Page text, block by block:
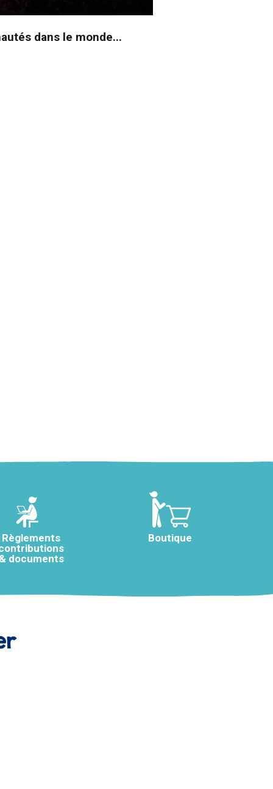
dans le monde...
Règlements
documents
Boutique